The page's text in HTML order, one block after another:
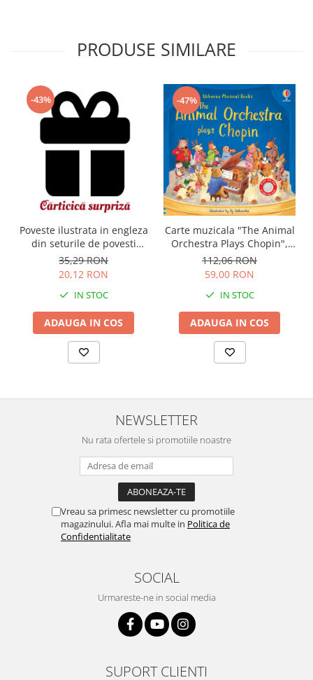
PRODUSE SIMILARE
-43%
Poveste ilustrata in engleza
din seturile de povesti
Usborne
35,29 RON
20,12 RON
IN STOC
ADAUGA IN COS
-47%
Carte muzicala "The Animal
Orchestra Plays Chopin",
cartonata, Usborne
112,06 RON
59,00 RON
IN STOC
ADAUGA IN COS
NEWSLETTER
Nu rata ofertele si promotiile noastre
Vreau sa primesc newsletter cu promotiile
magazinului. Afla mai multe in Politica de
Confidentialitate
SOCIAL
Urmareste-ne in social media
SUPORT CLIENTI